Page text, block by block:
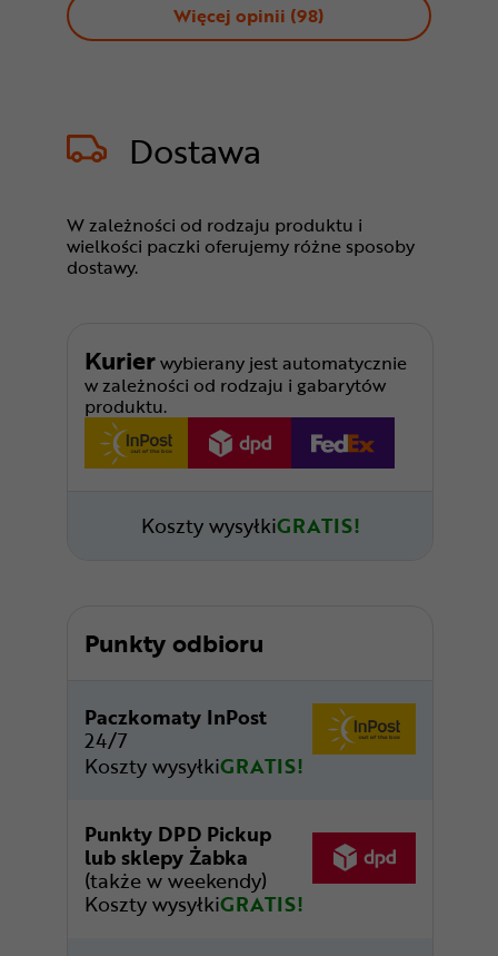
Więcej opinii (98)
Dostawa
W zależności od rodzaju produktu i
wielkości paczki oferujemy różne sposoby
dostawy.
Kurierwybierany jest automatycznie
w zależności od rodzaju i gabarytów
produktu.
Koszty wysyłkiGRATIS!
Punkty odbioru
Paczkomaty InPost
24/7
Koszty wysyłkiGRATIS!
Punkty DPD Pickup
lub sklepy Żabka
(także w weekendy)
Koszty wysyłkiGRATIS!